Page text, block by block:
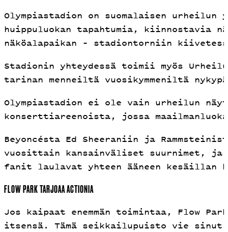
Olympiastadion on suomalaisen
huippuluokan tapahtumia, kiinnostavia
näköalapaikan – stadiontorniin
Stadionin yhteydessä toimii myös
tarinan menneiltä vuosikymmeniltä
Olympiastadion ei ole vain urheilun
konserttiareenoista, jossa
Beyoncésta Ed Sheeraniin ja
vuosittain kansainväliset suurnimet, ja
fanit laulavat yhteen ääneen kesäillan
FLOW PARK TARJOAA ACTIONIA
Jos kaipaat enemmän toimintaa, Flow
itsensä. Tämä seikkailupuisto vie